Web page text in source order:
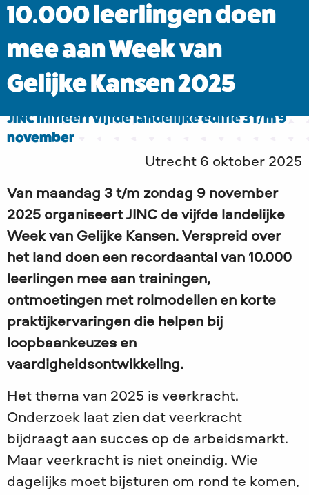
10.000 leerlingen doen
mee aan Week van
Gelijke Kansen 2025
JINC initieert vijfde landelijke editie 3 t/m 9
november
Utrecht 6 oktober 2025
Van maandag 3 t/m zondag 9 november
2025 organiseert JINC de vijfde landelijke
Week van Gelijke Kansen. Verspreid over
het land doen een recordaantal van 10.000
leerlingen mee aan trainingen,
ontmoetingen met rolmodellen en korte
praktijkervaringen die helpen bij
loopbaankeuzes en
vaardigheidsontwikkeling.
Het thema van 2025 is veerkracht.
Onderzoek laat zien dat veerkracht
bijdraagt aan succes op de arbeidsmarkt.
Maar veerkracht is niet oneindig. Wie
dagelijks moet bijsturen om rond te komen,